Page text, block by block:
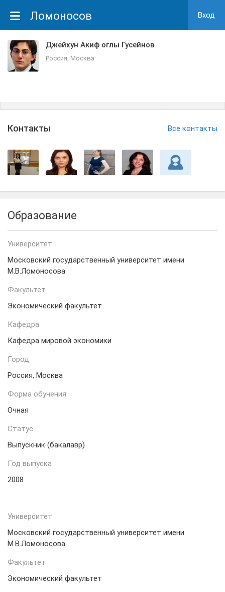
Ломоносов Вход
Джейхун Акиф оглы Гусейнов
Россия, Москва
Контакты Все контакты
Образование
Университет
Московский государственный университет имени
М.В.Ломоносова
Факультет
Экономический факультет
Кафедра
Кафедра мировой экономики
Город
Россия, Москва
Форма обучения
Очная
Статус
Выпускник (бакалавр)
Год выпуска
2008
Университет
Московский государственный университет имени
М.В.Ломоносова
Факультет
Экономический факультет